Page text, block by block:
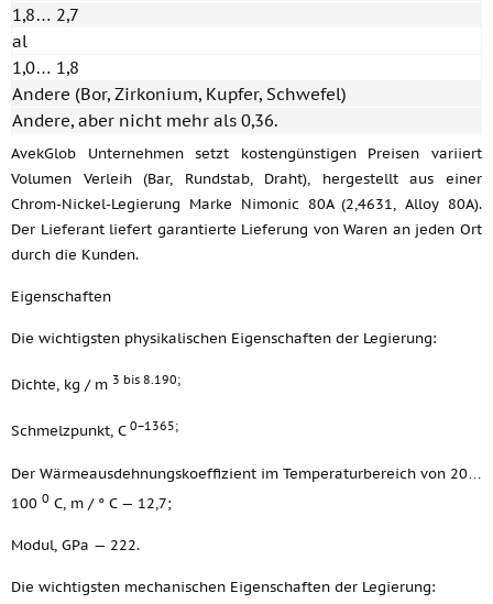
1,8… 2,7
al
1,0… 1,8
Andere (Bor, Zirkonium, Kupfer, Schwefel)
Andere, aber nicht mehr als 0,36.
AvekGlob Unternehmen setzt kostengünstigen Preisen variiert
Volumen Verleih (Bar, Rundstab, Draht), hergestellt aus einer
Chrom-Nickel-Legierung Marke Nimonic 80A (2,4631, Alloy 80A).
Der Lieferant liefert garantierte Lieferung von Waren an jeden Ort
durch die Kunden.
Eigenschaften
Die wichtigsten physikalischen Eigenschaften der Legierung:
Dichte, kg / m 3 bis 8.190;
Schmelzpunkt, C 0−1365;
Der Wärmeausdehnungskoeffizient im Temperaturbereich von 20…
100 0 C, m / ° C — 12,7;
Modul, GPa — 222.
Die wichtigsten mechanischen Eigenschaften der Legierung: